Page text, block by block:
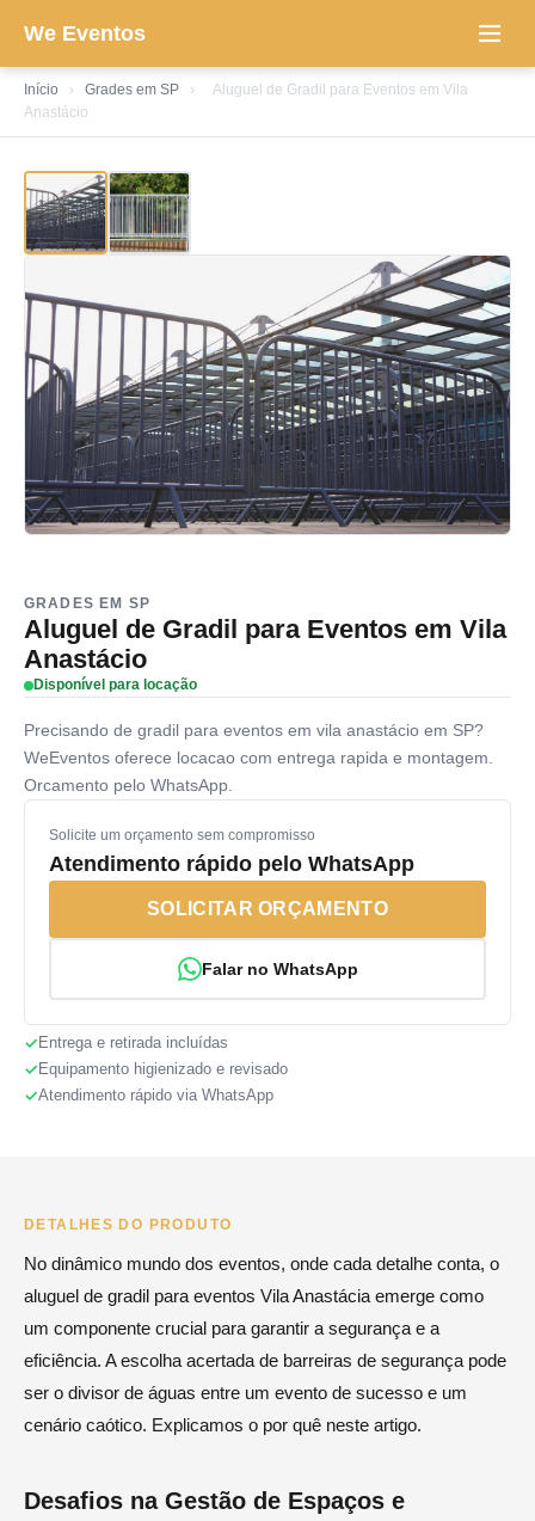
We Eventos
Início › Grades em SP ›
Aluguel de Gradil para Eventos em Vila
Anastácio
GRADES EM SP
Aluguel de Gradil para Eventos em Vila
Anastácio
Disponível para locação
Precisando de gradil para eventos em vila anastácio em SP?
WeEventos oferece locacao com entrega rapida e montagem.
Orcamento pelo WhatsApp.
Solicite um orçamento sem compromisso
Atendimento rápido pelo WhatsApp
SOLICITAR ORÇAMENTO
Falar no WhatsApp
Entrega e retirada incluídas
Equipamento higienizado e revisado
Atendimento rápido via WhatsApp
DETALHES DO PRODUTO
No dinâmico mundo dos eventos, onde cada detalhe conta, o
aluguel de gradil para eventos Vila Anastácia emerge como
um componente crucial para garantir a segurança e a
eficiência. A escolha acertada de barreiras de segurança pode
ser o divisor de águas entre um evento de sucesso e um
cenário caótico. Explicamos o por quê neste artigo.
Desafios na Gestão de Espaços e